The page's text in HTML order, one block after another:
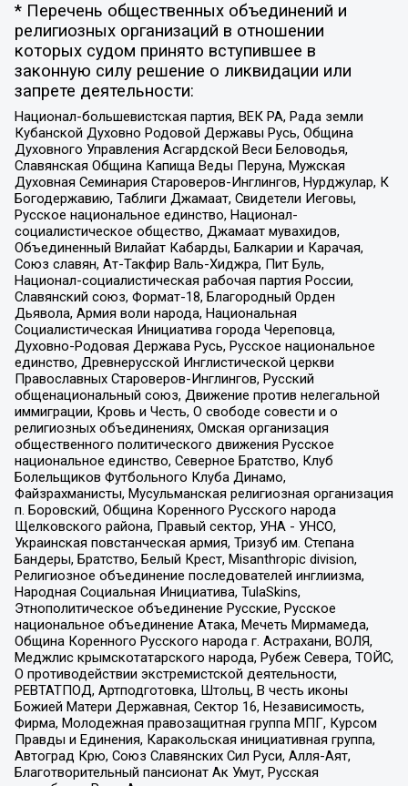
* Перечень общественных объединений и
религиозных организаций в отношении
которых судом принято вступившее в
законную силу решение о ликвидации или
запрете деятельности:
Национал-большевистская партия, ВЕК РА, Рада земли
Кубанской Духовно Родовой Державы Русь, Община
Духовного Управления Асгардской Веси Беловодья,
Славянская Община Капища Веды Перуна, Мужская
Духовная Семинария Староверов-Инглингов, Нурджулар, К
Богодержавию, Таблиги Джамаат, Свидетели Иеговы,
Русское национальное единство, Национал-
социалистическое общество, Джамаат мувахидов,
Объединенный Вилайат Кабарды, Балкарии и Карачая,
Союз славян, Ат-Такфир Валь-Хиджра, Пит Буль,
Национал-социалистическая рабочая партия России,
Славянский союз, Формат-18, Благородный Орден
Дьявола, Армия воли народа, Национальная
Социалистическая Инициатива города Череповца,
Духовно-Родовая Держава Русь, Русское национальное
единство, Древнерусской Инглистической церкви
Православных Староверов-Инглингов, Русский
общенациональный союз, Движение против нелегальной
иммиграции, Кровь и Честь, О свободе совести и о
религиозных объединениях, Омская организация
общественного политического движения Русское
национальное единство, Северное Братство, Клуб
Болельщиков Футбольного Клуба Динамо,
Файзрахманисты, Мусульманская религиозная организация
п. Боровский, Община Коренного Русского народа
Щелковского района, Правый сектор, УНА - УНСО,
Украинская повстанческая армия, Тризуб им. Степана
Бандеры, Братство, Белый Крест, Misanthropic division,
Религиозное объединение последователей инглиизма,
Народная Социальная Инициатива, TulaSkins,
Этнополитическое объединение Русские, Русское
национальное объединение Атака, Мечеть Мирмамеда,
Община Коренного Русского народа г. Астрахани, ВОЛЯ,
Меджлис крымскотатарского народа, Рубеж Севера, ТОЙС,
О противодействии экстремистской деятельности,
РЕВТАТПОД, Артподготовка, Штольц, В честь иконы
Божией Матери Державная, Сектор 16, Независимость,
Фирма, Молодежная правозащитная группа МПГ, Курсом
Правды и Единения, Каракольская инициативная группа,
Автоград Крю, Союз Славянских Сил Руси, Алля-Аят,
Благотворительный пансионат Ак Умут, Русская